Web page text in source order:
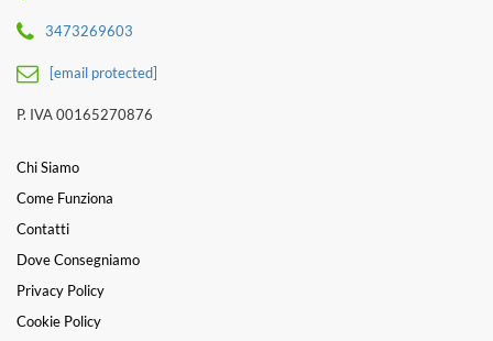
3473269603
[email protected]
P. IVA 00165270876
Chi Siamo
Come Funziona
Contatti
Dove Consegniamo
Privacy Policy
Cookie Policy